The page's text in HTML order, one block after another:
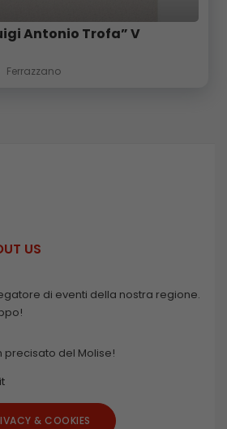
Antonio Trofa” V
Ferrazzano
US
di eventi della nostra regione.
precisato del Molise!
& COOKIES